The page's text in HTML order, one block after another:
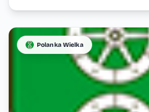
Polanka Wielka